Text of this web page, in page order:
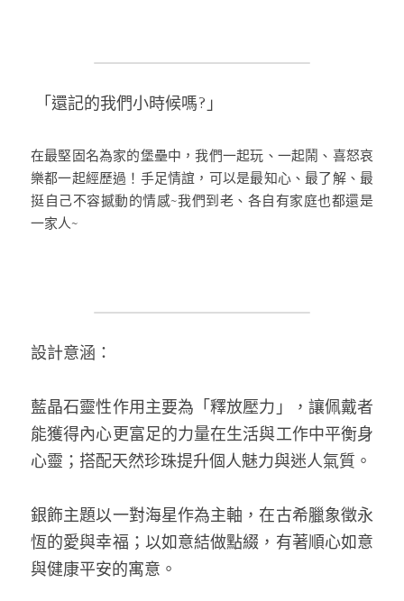
「還記的我們小時候嗎?」
在最堅固名為家的堡壘中，我們一起玩、一起鬧、喜怒哀
樂都一起經歷過！手足情誼，可以是最知心、最了解、最
挺自己不容撼動的情感~我們到老、各自有家庭也都還是
一家人~
設計意涵：
藍晶石靈性作用主要為「釋放壓力」，讓佩戴者
能獲得內心更富足的力量在生活與工作中平衡身
心靈；搭配天然珍珠提升個人魅力與迷人氣質。
銀飾主題以一對海星作為主軸，在古希臘象徵永
恆的愛與幸福；以如意結做點綴，有著順心如意
與健康平安的寓意。